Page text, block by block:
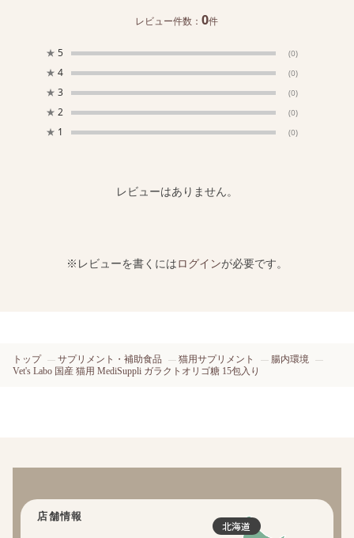
レビュー件数：0件
★ 5 (0)
★ 4 (0)
★ 3 (0)
★ 2 (0)
★ 1 (0)
レビューはありません。
※レビューを書くにはログインが必要です。
トップ サプリメント・補助食品 猫用サプリメント
腸内環境
Vet's Labo 国産 猫用 MediSuppli ガラクトオリゴ糖 15包入り
店舗情報
北海道